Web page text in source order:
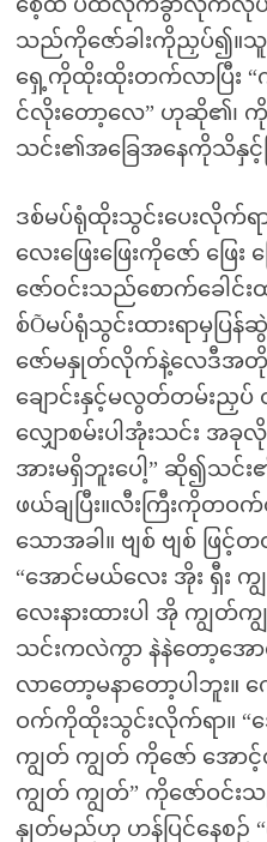
စေ့ထိ ပ်ထိလိုက်ခွာလိုက်လုပ်
သည်ကိုဇော်ခါးကိုညှပ်၍။
ရှေ့ကိုထိုးထိုးတက်လာပြီး
င်လိုးတော့လေ” ဟုဆို၏၊ ကို
သင်း၏အခြေအနေကိုသိနှင့်ပ
ဒစ်မပ်ရုံထိုးသွင်းပေးလိုက်ရ
လေးဖြေးဖြေးကိုဇော် ဖြ
ဇော်ဝင်းသည်စောက်ခေါင်
စ်Õမပ်ရုံသွင်းထားရာမှပ
ဇော်မနှုတ်လိုက်နဲ့လေဒီအတိုင်
ချောင်းနှင့်မလွတ်တမ်းညှ
လျှောစမ်းပါအုံးသင်း အ
အားမရှိဘူးပေါ့” ဆို၍သင်း
ဖယ်ချပြီး။လီးကြီးကိုတဝ
သောအခါ။ ဗျစ် ဗျစ် ဖြင့်
“အောင်မယ်လေး အိုး ရှီး
လေးနားထားပါ အို ကျွတ်က
သင်းကလဲကွာ နဲနဲတော့အောင့်
လာတော့မနာတော့ပါဘူး။
ဝက်ကိုထိုးသွင်းလိုက်ရာ။ “
ကျွတ် ကျွတ် ကိုဇော် အောင့်
ကျွတ် ကျွတ်” ကိုဇော်ဝင်း
နှုတ်မည်ဟု ဟန်ပြင်နေစဉ်